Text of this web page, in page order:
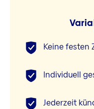
Keine festen
Individuell
Jederzeit